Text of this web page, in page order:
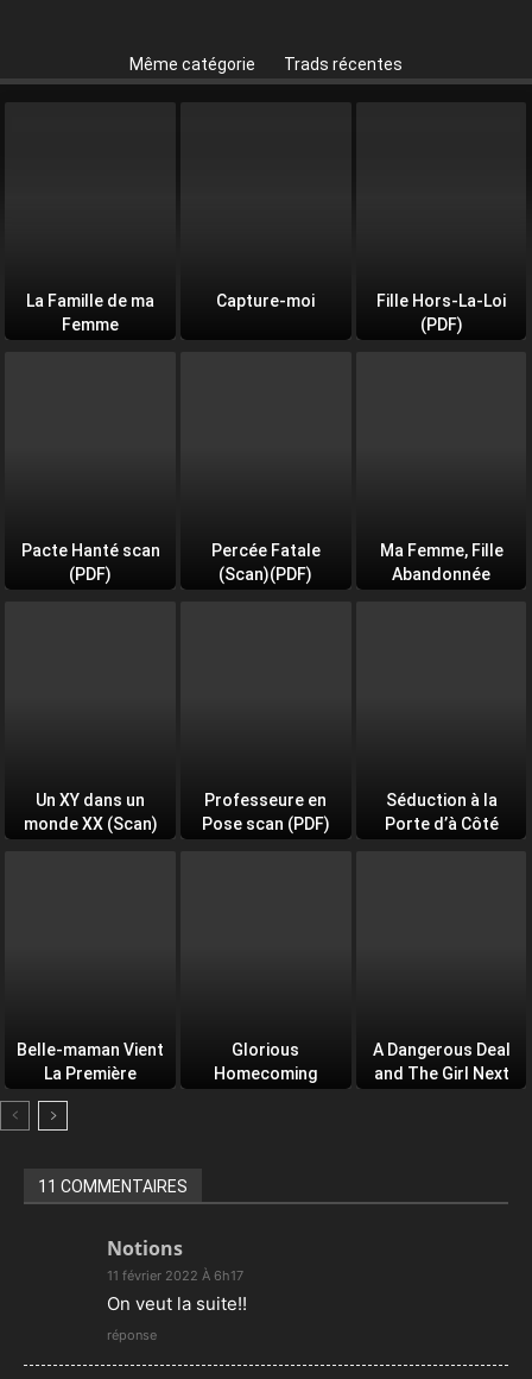
Même catégorie Trads récentes
La Famille de ma
Femme
Capture-moi
Fille Hors-La-Loi
(PDF)
Pacte Hanté scan
(PDF)
Percée Fatale
(Scan)(PDF)
Ma Femme, Fille
Abandonnée
Un XY dans un
monde XX (Scan)
Professeure en
Pose scan (PDF)
Séduction à la
Porte d’à Côté
Belle-maman Vient
La Première
Glorious
Homecoming
A Dangerous Deal
and The Girl Next
11 COMMENTAIRES
Notions
11 février 2022 À 6h17
On veut la suite!!
réponse